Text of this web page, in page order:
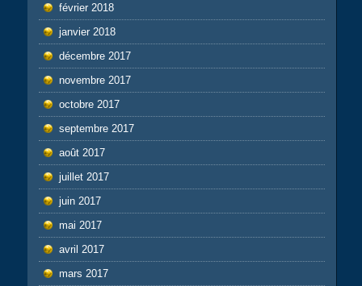
février 2018
janvier 2018
décembre 2017
novembre 2017
octobre 2017
septembre 2017
août 2017
juillet 2017
juin 2017
mai 2017
avril 2017
mars 2017